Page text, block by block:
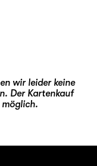
wir leider keine
Der Kartenkauf